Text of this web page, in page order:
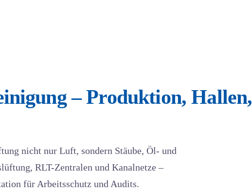
– Produktion, Hallen,
nicht nur Luft, sondern Stäube, Öl- und
RLT-Zentralen und Kanalnetze –
für Arbeitsschutz und Audits.